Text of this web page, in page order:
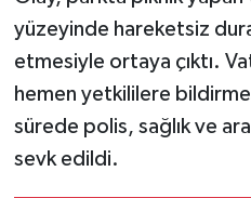
yüzeyinde hareketsiz
etmesiyle ortaya çıktı.
hemen yetkililere
sürede polis, sağlık ve
sevk edildi.
Gökçebey
GÜNDEM
İş ilanı